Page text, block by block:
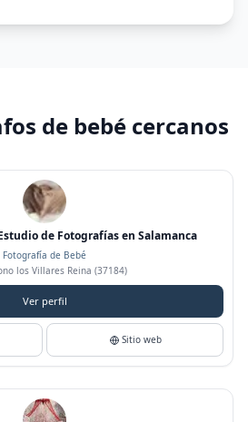
de bebé cercanos
de Fotografías en Salamanca
Fotografía de Bebé
los Villares Reina (37184)
Ver perfil
Sitio web